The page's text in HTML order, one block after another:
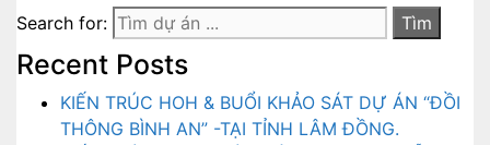
Search for:
Recent Posts
KIẾN TRÚC HOH & BUỔI KHẢO SÁT DỰ ÁN “ĐỒI
THÔNG BÌNH AN” -TẠI TỈNH LÂM ĐỒNG.